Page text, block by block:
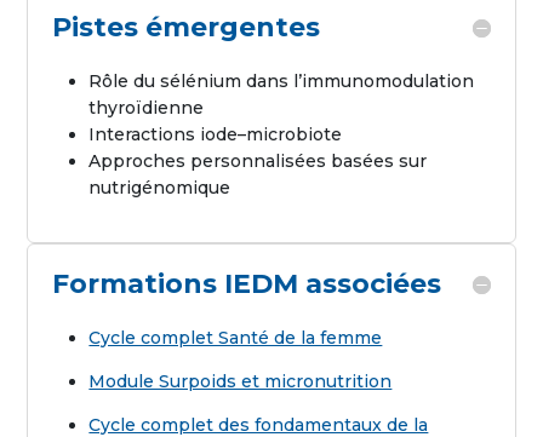
Pistes émergentes
Rôle du sélénium dans l’immunomodulation
thyroïdienne
Interactions iode–microbiote
Approches personnalisées basées sur
nutrigénomique
Formations IEDM associées
Cycle complet Santé de la femme
Module Surpoids et micronutrition
Cycle complet des fondamentaux de la